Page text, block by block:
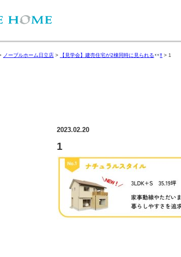
ノーブルホーム日立店 > 【見学会】建売住宅が2棟同時に見られる ‼ > 1
2023.02.20
1